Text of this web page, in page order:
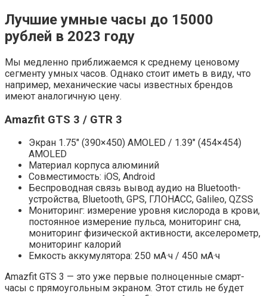
Лучшие умные часы до 15000
рублей в 2023 году
Мы медленно приближаемся к среднему ценовому
сегменту умных часов. Однако стоит иметь в виду, что
например, механические часы известных брендов
имеют аналогичную цену.
Amazfit GTS 3 / GTR 3
Экран 1.75″ (390×450) AMOLED / 1.39″ (454×454)
AMOLED
Материал корпуса алюминий
Совместимость: iOS, Android
Беспроводная связь вывод аудио на Bluetooth-
устройства, Bluetooth, GPS, ГЛОНАСC, Galileo, QZSS
Мониторинг: измерение уровня кислорода в крови,
постоянное измерение пульса, мониторинг сна,
мониторинг физической активности, акселерометр,
мониторинг калорий
Емкость аккумулятора: 250 мА·ч / 450 мА·ч
Amazfit GTS 3 — это уже первые полноценные смарт-
часы с прямоугольным экраном. Этот стиль не будет